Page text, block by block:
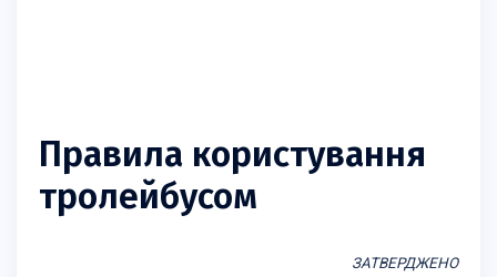
Правила користування
тролейбусом
ЗАТВЕРДЖЕНО